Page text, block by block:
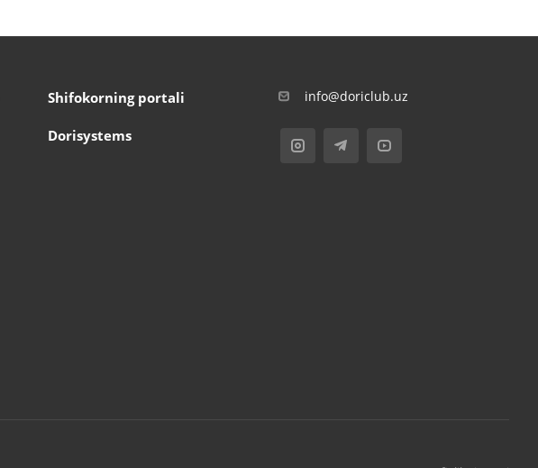
Shifokorning portali
Dorisystems
info@doriclub.uz